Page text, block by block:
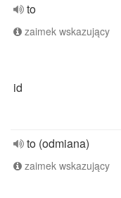
to
zaimek wskazujący
id
to (odmiana)
zaimek wskazujący